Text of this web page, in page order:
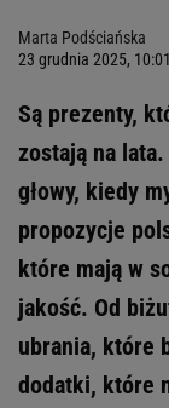
Marta Podściańska
23 grudnia 2025, 10:01
Są prezenty,
zostają na
głowy, kiedy
propozycje
które mają w
jakość. Od
ubrania, które
dodatki, które